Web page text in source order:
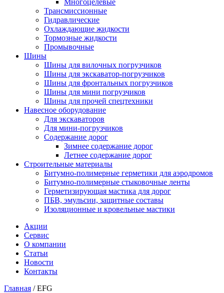
Трансмиссионные
Гидравлические
Охлаждающие жидкости
Тормозные жидкости
Промывочные
Шины
Шины для вилочных погрузчиков
Шины для экскаватор-погрузчиков
Шины для фронтальных погрузчиков
Шины для мини погрузчиков
Шины для прочей спецтехники
Навесное оборудование
Для экскаваторов
Для мини-погрузчиков
Содержание дорог
Зимнее содержание дорог
Летнее содержание дорог
Строительные материалы
Битумно-полимерные герметики для аэродромов
Битумно-полимерные стыковочные ленты
Герметизирующая мастика для дорог
ПБВ, эмульсии, защитные составы
Изоляционные и кровельные мастики
Акции
Сервис
О компании
Статьи
Новости
Контакты
Главная /EFG